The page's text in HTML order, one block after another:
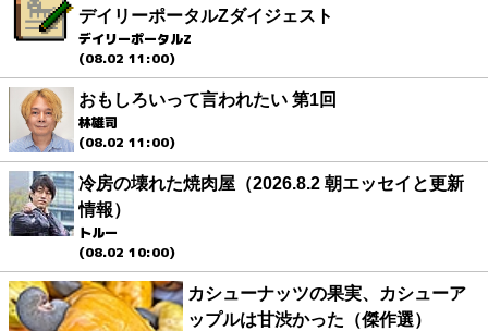
デイリーポータルZダイジェスト
デイリーポータルZ
(08.02 11:00)
おもしろいって言われたい 第1回
林雄司
(08.02 11:00)
冷房の壊れた焼肉屋（2026.8.2 朝エッセイと更新
情報）
トルー
(08.02 10:00)
カシューナッツの果実、カシューア
ップルは甘渋かった（傑作選）